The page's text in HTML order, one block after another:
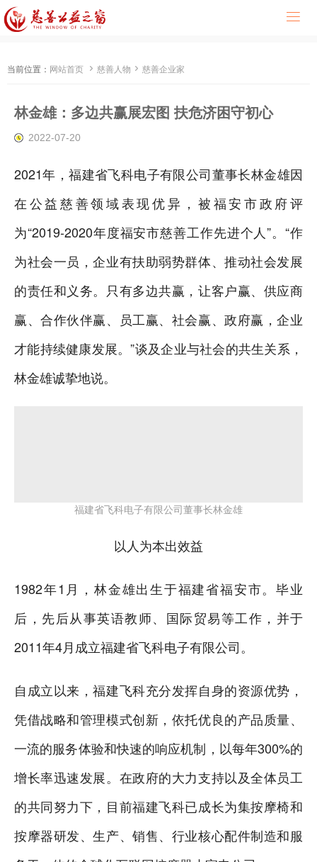

当前位置： 网站首页  慈善人物  慈善企业家
林金雄：多边共赢展宏图 扶危济困守初心
2022-07-20
2021年，福建省飞科电子有限公司董事长林金雄因
在公益慈善领域表现优异，被福安市政府评
为“2019-2020年度福安市慈善工作先进个人”。“作
为社会一员，企业有扶助弱势群体、推动社会发展
的责任和义务。只有多边共赢，让客户赢、供应商
赢、合作伙伴赢、员工赢、社会赢、政府赢，企业
才能持续健康发展。”谈及企业与社会的共生关系，
林金雄诚挚地说。
福建省飞科电子有限公司董事长林金雄
以人为本出效益
1982年1月，林金雄出生于福建省福安市。毕业
后，先后从事英语教师、国际贸易等工作，并于
2011年4月成立福建省飞科电子有限公司。
自成立以来，福建飞科充分发挥自身的资源优势，
凭借战略和管理模式创新，依托优良的产品质量、
一流的服务体验和快速的响应机制，以每年300%的
增长率迅速发展。在政府的大力支持以及全体员工
的共同努力下，目前福建飞科已成长为集按摩椅和
按摩器研发、生产、销售、行业核心配件制造和服